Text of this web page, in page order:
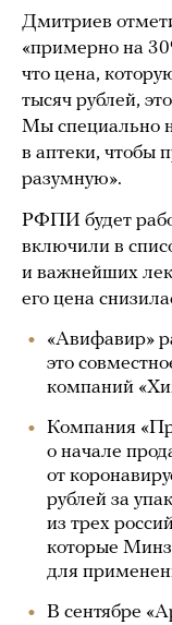
Дмитриев
«примерно на
что цена,
тысяч рублей,
Мы специально
в аптеки, чтобы
разумную».
РФПИ будет
включили в
и важнейших
его цена
«Авифавир»
это
компаний
Компания
о начале
от
рублей за
из трех
которые
для
В сентябре